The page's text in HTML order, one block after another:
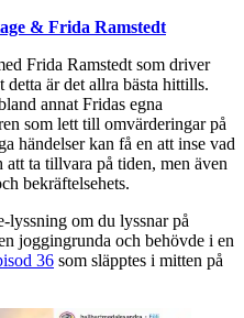
& Frida Ramstedt
Frida Ramstedt som driver
är det allra bästa hittills.
annat Fridas egna
som lett till omvärderingar på
händelser kan få en att inse vad
ta tillvara på tiden, men även
bekräftelsehets.
lyssning om du lyssnar på
joggingrunda och behövde i en
36 som släpptes i mitten på